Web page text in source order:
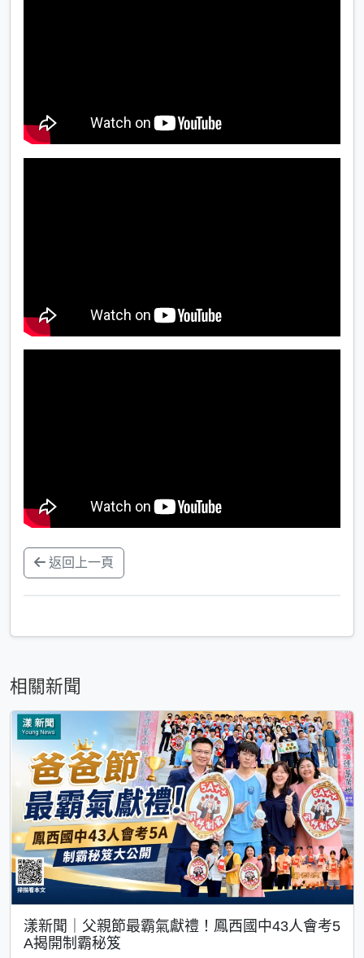
返回上一頁
相關新聞
漾新聞｜父親節最霸氣獻禮！鳳西國中43人會考5
A揭開制霸秘笈